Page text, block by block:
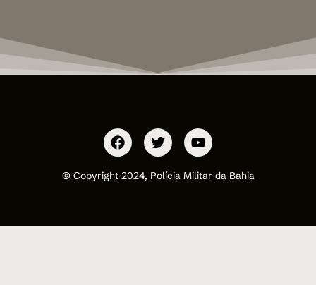
© Copyright 2024, Polícia Militar da Bahia